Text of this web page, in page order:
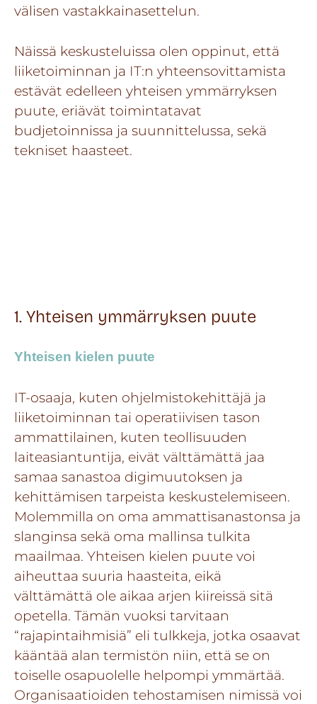
välisen vastakkainasettelun.
Näissä keskusteluissa olen oppinut, että
liiketoiminnan ja IT:n yhteensovittamista
estävät edelleen yhteisen ymmärryksen
puute, eriävät toimintatavat
budjetoinnissa ja suunnittelussa, sekä
tekniset haasteet.
1. Yhteisen ymmärryksen puute
Yhteisen kielen puute
IT-osaaja, kuten ohjelmistokehittäjä ja
liiketoiminnan tai operatiivisen tason
ammattilainen, kuten teollisuuden
laiteasiantuntija, eivät välttämättä jaa
samaa sanastoa digimuutoksen ja
kehittämisen tarpeista keskustelemiseen.
Molemmilla on oma ammattisanastonsa ja
slanginsa sekä oma mallinsa tulkita
maailmaa. Yhteisen kielen puute voi
aiheuttaa suuria haasteita, eikä
välttämättä ole aikaa arjen kiireissä sitä
opetella. Tämän vuoksi tarvitaan
“rajapintaihmisiä” eli tulkkeja, jotka osaavat
kääntää alan termistön niin, että se on
toiselle osapuolelle helpompi ymmärtää.
Organisaatioiden tehostamisen nimissä voi